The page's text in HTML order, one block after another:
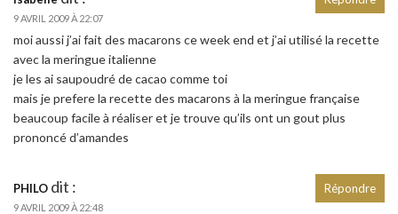
9 AVRIL 2009 À 22:07
moi aussi j’ai fait des macarons ce week end et j’ai utilisé la recette
avec la meringue italienne
je les ai saupoudré de cacao comme toi
mais je prefere la recette des macarons à la meringue française
beaucoup facile à réaliser et je trouve qu’ils ont un gout plus
prononcé d’amandes
PHILO dit :
9 AVRIL 2009 À 22:48
Répondre